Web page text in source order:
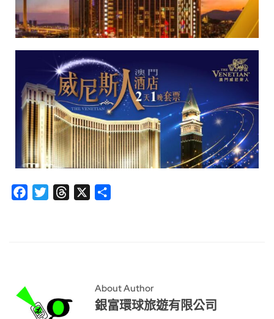
FacebookTwitterThreads
About Author
銀富環球旅遊有限公司